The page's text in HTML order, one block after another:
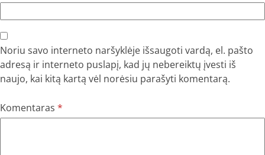
Noriu savo interneto naršyklėje išsaugoti vardą, el. pašto
adresą ir interneto puslapį, kad jų nebereiktų įvesti iš
naujo, kai kitą kartą vėl norėsiu parašyti komentarą.
Komentaras *